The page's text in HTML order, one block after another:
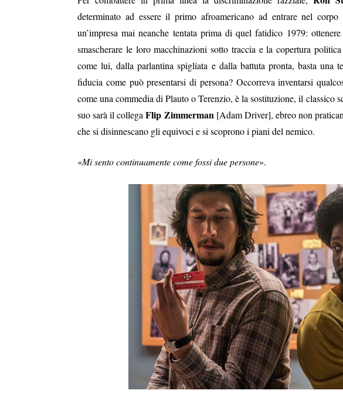
determinato ad essere il primo afroamericano ad entrare nel
un’impresa mai neanche tentata prima di quel fatidico 1979:
smascherare le loro macchinazioni sotto traccia e la copertura
come lui, dalla parlantina spigliata e dalla battuta pronta, basta una
fiducia come può presentarsi di persona? Occorreva inventarsi
come una commedia di Plauto o Terenzio, è la sostituzione, il classico
suo sarà il collegaFlip Zimmerman [Adam Driver], ebreo non
che si disinnescano gli equivoci e si scoprono i piani del nemico.
«Mi sento continuamente come fossi due persone».